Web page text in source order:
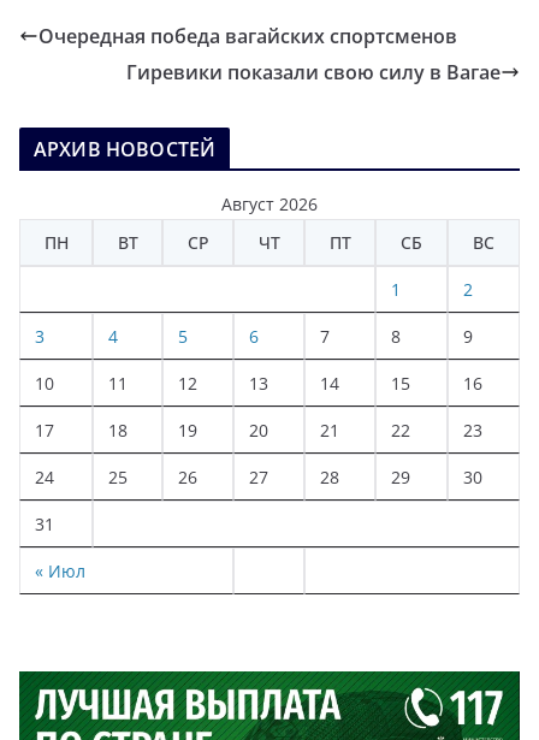
Очередная победа вагайских спортсменов
Гиревики показали свою силу в Вагае
АРХИВ НОВОСТЕЙ
Август 2026
ПН
ВТ СР ЧТ ПТ СБ ВС
« Июл
1 2
3 4 5 6 7 8 9
10 11 12 13 14 15 16
17 18 19 20 21 22 23
24 25 26 27 28 29 30
31